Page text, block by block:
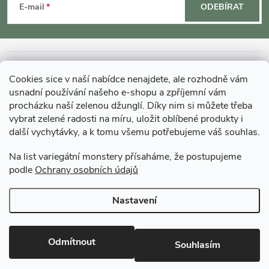
Cookies sice v naší nabídce nenajdete, ale rozhodně vám
usnadní používání našeho e-shopu a zpříjemní vám
procházku naší zelenou džunglí. Díky nim si můžete třeba
vybrat zelené radosti na míru, uložit oblíbené produkty i
další vychytávky, a k tomu všemu potřebujeme váš souhlas.
Na list variegátní monstery přísaháme, že postupujeme
podle Ochrany osobních údajů
Nastavení
Odmítnout Souhlasím
p
a
E-mail ODEBÍRAT
MOHLO BY VÁS ZAJÍMAT
O GARDNERS
Gardners Design - Projekt, realizace a údržba zahrad a interiérů
Copyright 2026Gardners-eshop.cz. Všechna práva vyhrazena.Upravit
nastavení cookies